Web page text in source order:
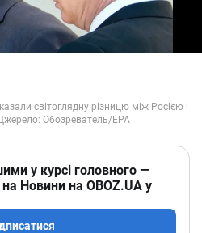
у курсі головного —
на Новини на OBOZ.UA у